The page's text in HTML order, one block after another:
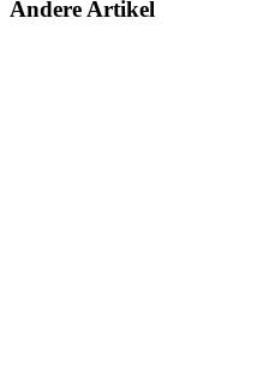
Andere Artikel